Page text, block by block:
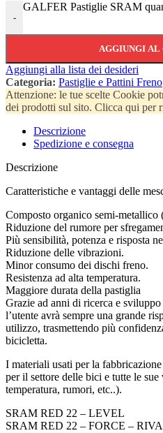
-
GALFER Pastiglie SRAM
AGGIUNGI AL
Aggiungi alla lista dei desideri
Categoria: Pastiglie e Pattini Freno
Attenzione: le tue scelte Cookie
dei prodotti sul sito. Clicca qui per
Descrizione
Spedizione e consegna
Descrizione
Caratteristiche e vantaggi delle
Composto organico semi-metallico
Riduzione del rumore per
Più sensibilità, potenza e risposta
Riduzione delle vibrazioni.
Minor consumo dei dischi freno.
Resistenza ad alta temperatura.
Maggiore durata della pastiglia
Grazie ad anni di ricerca e
l’utente avrà sempre una grande
utilizzo, trasmettendo più
bicicletta.
I materiali usati per la
per il settore delle bici e tutte le
temperatura, rumori, etc..).
SRAM RED 22 – LEVEL
SRAM RED 22 – FORCE –